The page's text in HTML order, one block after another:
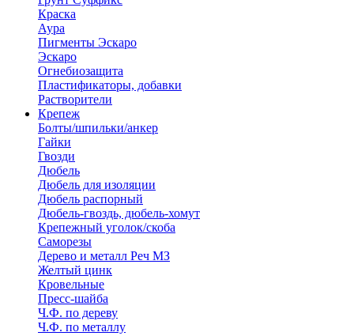
Краска
Аура
Пигменты Эскаро
Эскаро
Огнебиозащита
Пластификаторы, добавки
Растворители
Крепеж
Болты/шпильки/анкер
Гайки
Гвозди
Дюбель
Дюбель для изоляции
Дюбель распорный
Дюбель-гвоздь, дюбель-хомут
Крепежный уголок/скоба
Саморезы
Дерево и металл Реч МЗ
Желтый цинк
Кровельные
Пресс-шайба
Ч.Ф. по дереву
Ч.Ф. по металлу